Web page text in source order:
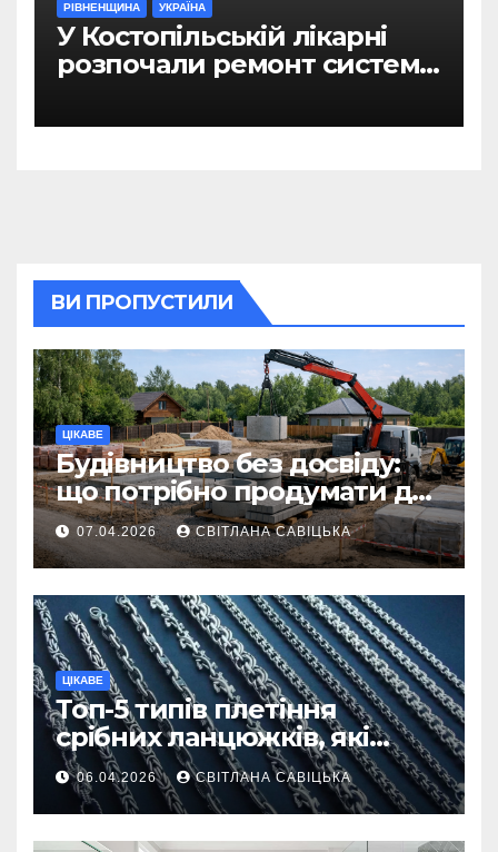
РІВНЕНЩИНА УКРАЇНА
У Костопільській лікарні
розпочали ремонт системи
ВИ ПРОПУСТИЛИ
ЦІКАВЕ
Будівництво без досвіду:
що потрібно продумати до
першої доставки на
ділянку
07.04.2026 СВІТЛАНА САВІЦЬКА
ЦІКАВЕ
Топ-5 типів плетіння
срібних ланцюжків, які
вважаються
найнадійнішими
06.04.2026 СВІТЛАНА САВІЦЬКА